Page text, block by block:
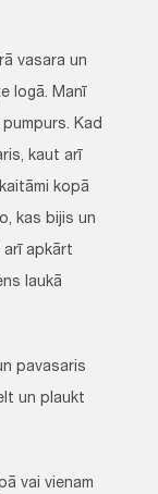
vasara un
logā. Manī
Kad
kaut arī
kopā
kas bijis un
arī apkārt
laukā
pavasaris
un plaukt
vai vienam